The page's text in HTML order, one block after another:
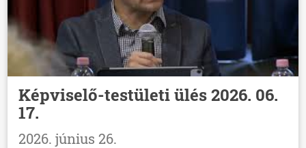
Képviselő-testületi ülés 2026. 06.
17.
2026. június 26.